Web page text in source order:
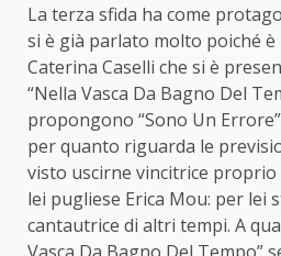
La terza sfida ha come
si è già parlato molto poiché
Caterina Caselli che si è
“Nella Vasca Da Bagno Del
propongono “Sono Un
per quanto riguarda le
visto uscirne vincitrice proprio
lei pugliese Erica Mou: per lei
cantautrice di altri tempi. A